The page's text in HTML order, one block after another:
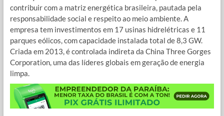
contribuir com a matriz energética brasileira, pautada pela
responsabilidade social e respeito ao meio ambiente. A
empresa tem investimentos em 17 usinas hidrelétricas e 11
parques eólicos, com capacidade instalada total de 8,3 GW.
Criada em 2013, é controlada indireta da China Three Gorges
Corporation, uma das líderes globais em geração de energia
limpa.